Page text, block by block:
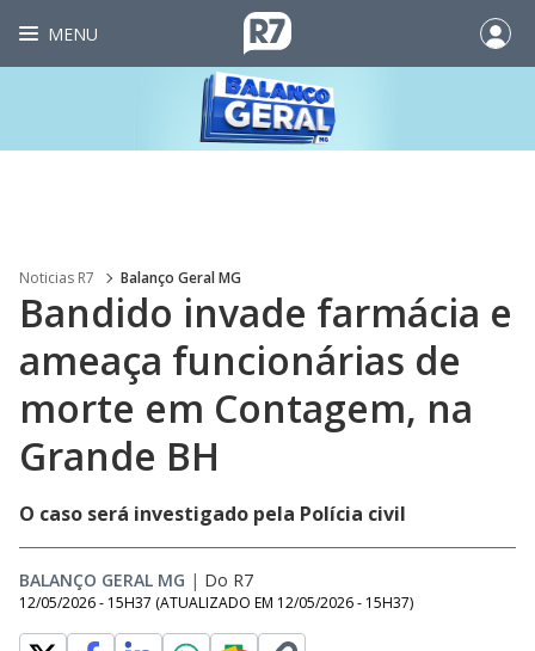
MENU
Noticias R7 Balanço Geral MG
Bandido invade farmácia e
ameaça funcionárias de
morte em Contagem, na
Grande BH
O caso será investigado pela Polícia civil
BALANÇO GERAL MG | Do R7
12/05/2026 - 15H37 (ATUALIZADO EM 12/05/2026 - 15H37)